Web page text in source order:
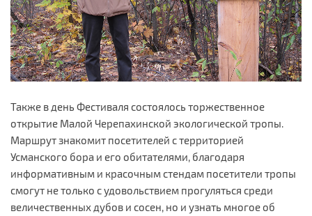
Также в день Фестиваля состоялось торжественное
открытие Малой Черепахинской экологической тропы.
Маршрут знакомит посетителей с территорией
Усманского бора и его обитателями, благодаря
информативным и красочным стендам посетители тропы
смогут не только с удовольствием прогуляться среди
величественных дубов и сосен, но и узнать многое об